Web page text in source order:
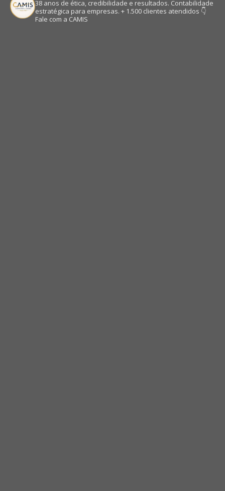
38 anos de ética, credibilidade e resultados. Contabilidade
estratégica para empresas. + 1.500 clientes atendidos 👇
Fale com a CAMIS